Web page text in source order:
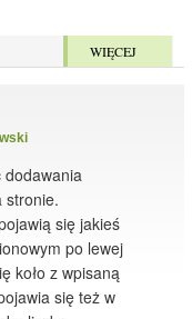
WIĘCEJ
stronie.
się jakieś
po lewej
koło z wpisaną
się też w